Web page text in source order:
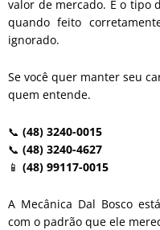
valor de mercado. É o tipo
quando feito
ignorado.
Se você quer manter seu
quem entende.
📞 (48) 3240-0015
📞 (48) 3240-4627
📱 (48) 99117-0015
A Mecânica Dal Bosco
com o padrão que ele